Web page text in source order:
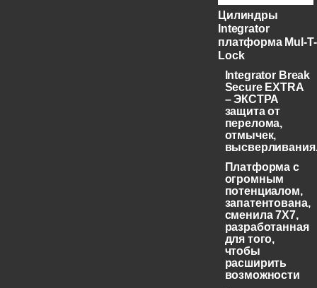
Цилиндры
Integrator
платформа Mul-T-
Lock
Integrator Break
Secure EXTRA
– ЭКСТРА
защита от
перелома,
отмычек,
Платформа с
огромным
потенциалом,
запатентована,
сменила 7X7,
разработанная
для того,
чтобы
расширить
возможности